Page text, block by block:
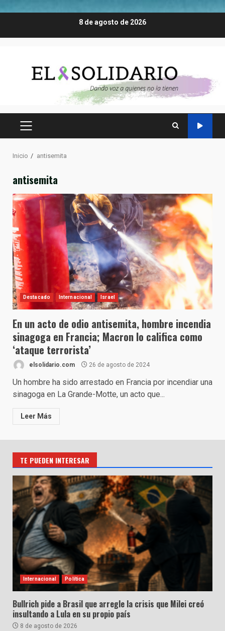
8 de agosto de 2026
MENÚ
Inicio antisemita
antisemita
Destacado Internacional Israel
En un acto de odio antisemita, hombre incendia
sinagoga en Francia; Macron lo califica como
‘ataque terrorista’
elsolidario.com 26 de agosto de 2024
Un hombre ha sido arrestado en Francia por incendiar una
sinagoga en La Grande-Motte, un acto que...
Leer Más
TE PUEDEN INTERESAR
Internacional Política
Bullrich pide a Brasil que arregle la crisis que Milei creó
insultando a Lula en su propio país
8 de agosto de 2026